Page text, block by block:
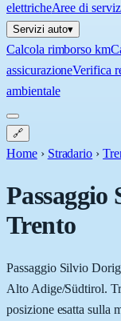
elettricheAree di
Servizi auto▾
Calcola rimborso km
assicurazioneVerifica
ambientale
🔗
Home › Stradario ›
Trento
Passaggio Silvio
Alto Adige/Südtirol.
posizione esatta sulla